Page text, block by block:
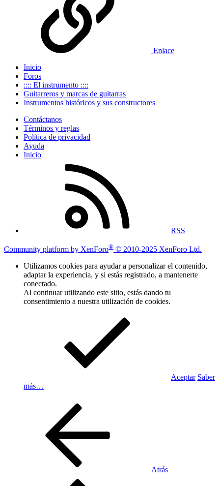
Enlace
Inicio
Foros
:::: El instrumento ::::
Guitarreros y marcas de guitarras
Instrumentos históricos y sus constructores
Contáctanos
Términos y reglas
Política de privacidad
Ayuda
Inicio
RSS
Community platform by XenForo® © 2010-2025 XenForo Ltd.
Utilizamos cookies para ayudar a personalizar el contenido,
adaptar la experiencia, y si estás registrado, a mantenerte
conectado.
Al continuar utilizando este sitio, estás dando tu
consentimiento a nuestra utilización de cookies.
Aceptar Saber
más…
Atrás